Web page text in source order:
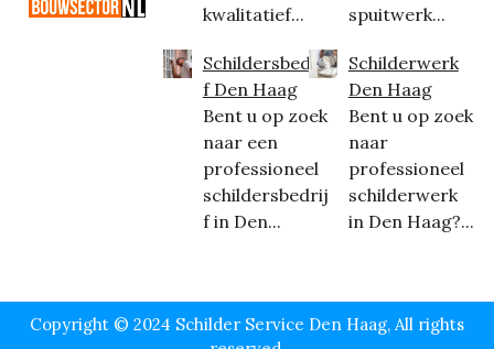
kwalitatief...
Schildersbedrij
f Den Haag
Bent u op zoek
naar een
professioneel
schildersbedrij
f in Den...
spuitwerk...
Schilderwerk
Den Haag
Bent u op zoek
naar
professioneel
schilderwerk
in Den Haag?...
Copyright © 2024 Schilder Service Den Haag, All rights